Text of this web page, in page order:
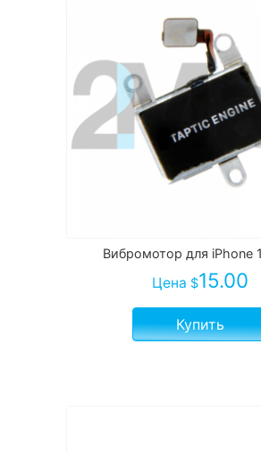
Вибромотор для iPhone
Цена $15.00
Купить